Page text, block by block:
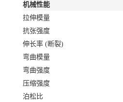
机械性能
拉伸模量
抗张强度
伸长率 (断裂)
弯曲模量
弯曲强度
压缩强度
泊松比